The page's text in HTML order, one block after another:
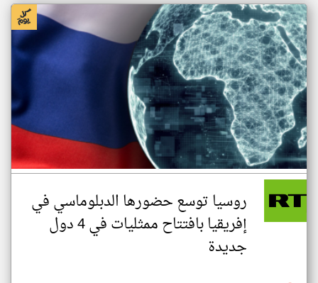
روسيا توسع حضورها الدبلوماسي في
إفريقيا بافتتاح ممثليات في 4 دول
جديدة